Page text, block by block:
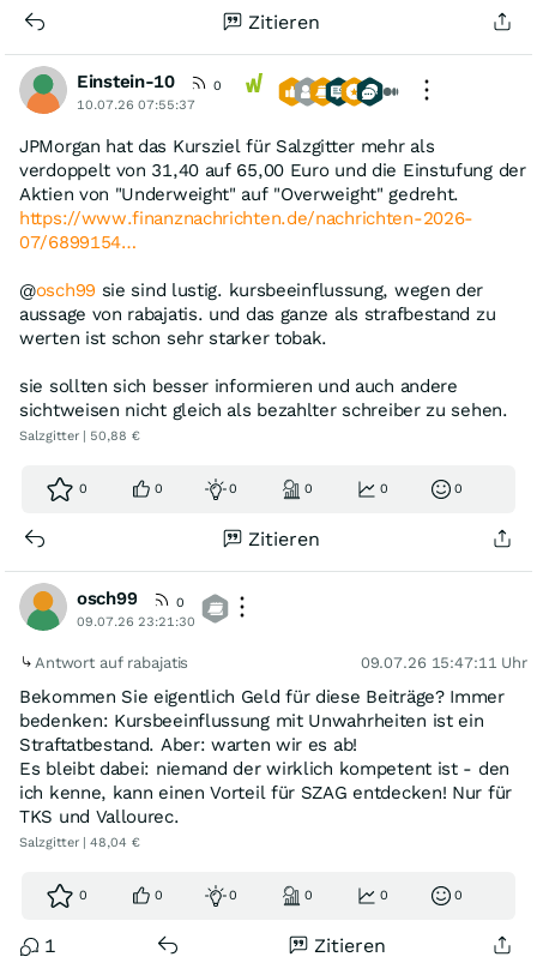
Zitieren
Einstein-10
0
10.07.26 07:55:37
JPMorgan hat das Kursziel für Salzgitter mehr als
verdoppelt von 31,40 auf 65,00 Euro und die Einstufung der
Aktien von "Underweight" auf "Overweight" gedreht.
https://www.finanznachrichten.de/nachrichten-2026-
07/6899154…
@osch99 sie sind lustig. kursbeeinflussung, wegen der
aussage von rabajatis. und das ganze als strafbestand zu
werten ist schon sehr starker tobak.
sie sollten sich besser informieren und auch andere
sichtweisen nicht gleich als bezahlter schreiber zu sehen.
Salzgitter | 50,88 €
0 0 0 0 0 0
Zitieren
osch99
0
09.07.26 23:21:30
Antwort auf rabajatis 09.07.26 15:47:11 Uhr
Bekommen Sie eigentlich Geld für diese Beiträge? Immer
bedenken: Kursbeeinflussung mit Unwahrheiten ist ein
Straftatbestand. Aber: warten wir es ab!
Es bleibt dabei: niemand der wirklich kompetent ist - den
ich kenne, kann einen Vorteil für SZAG entdecken! Nur für
TKS und Vallourec.
Salzgitter | 48,04 €
0 0 0 0 0 0
1 Zitieren